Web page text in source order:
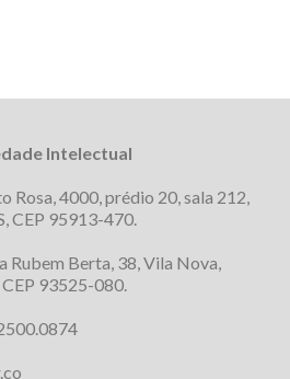
Intelectual
Rosa, 4000, prédio 20, sala 212,
CEP 95913-470.
Rubem Berta, 38, Vila Nova,
93525-080.